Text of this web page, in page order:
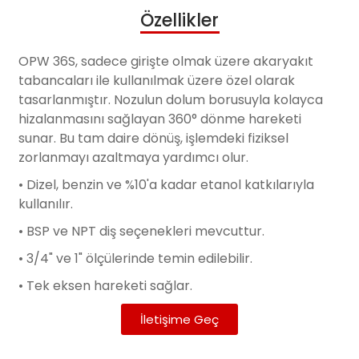
Özellikler
OPW 36S, sadece girişte olmak üzere akaryakıt
tabancaları ile kullanılmak üzere özel olarak
tasarlanmıştır. Nozulun dolum borusuyla kolayca
hizalanmasını sağlayan 360° dönme hareketi
sunar. Bu tam daire dönüş, işlemdeki fiziksel
zorlanmayı azaltmaya yardımcı olur.
• Dizel, benzin ve %10'a kadar etanol katkılarıyla
kullanılır.
• BSP ve NPT diş seçenekleri mevcuttur.
• 3/4" ve 1" ölçülerinde temin edilebilir.
• Tek eksen hareketi sağlar.
İletişime Geç